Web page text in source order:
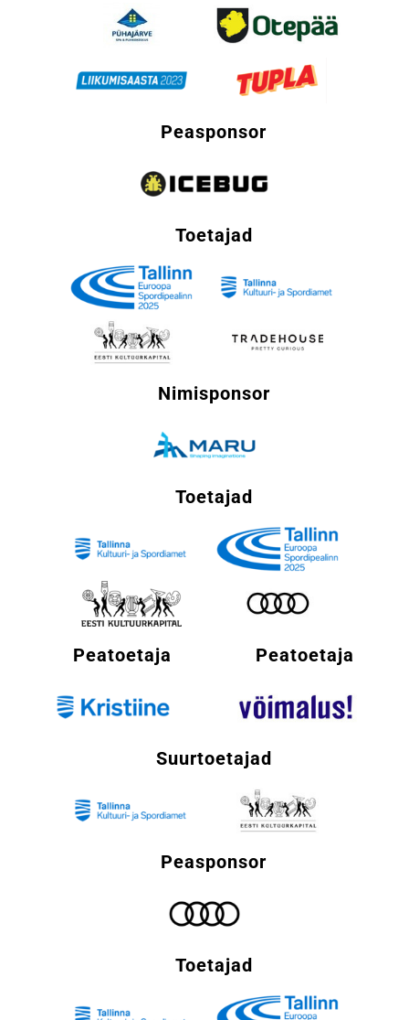
Peasponsor
Toetajad
Nimisponsor
Toetajad
Peatoetaja Peatoetaja
Suurtoetajad
Peasponsor
Toetajad